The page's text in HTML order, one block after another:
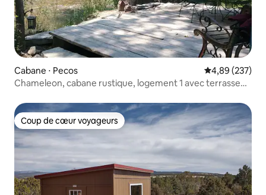
Cabane ⋅ Pecos Évaluation
4,89 (237)
Chameleon, cabane rustique, logement 1 avec terrasse
Coup de cœur voyageurs
Coup de cœur voyageurs